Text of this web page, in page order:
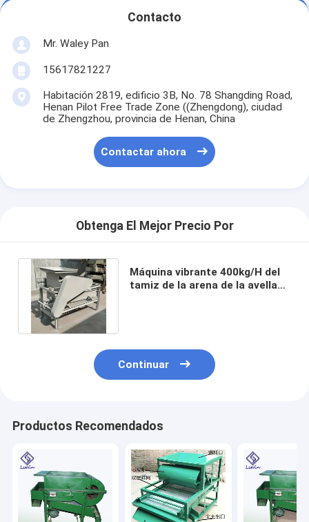
Contacto
Mr. Waley Pan
15617821227
Habitación 2819, edificio 3B, No. 78 Shangding Road,
Henan Pilot Free Trade Zone ((Zhengdong), ciudad
de Zhengzhou, provincia de Henan, China
Contactar ahora
Obtenga El Mejor Precio Por
Máquina vibrante 400kg/H del
tamiz de la arena de la avellana
Continuar
Productos Recomendados